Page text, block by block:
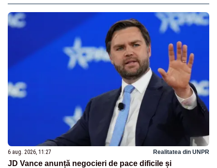
6 aug. 2026, 11:27 Realitatea din UNPR
JD Vance anunță negocieri de pace dificile și